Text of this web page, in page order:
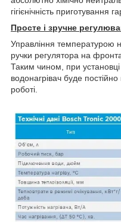
гігієнічність приготування
Просте і зручне
Управління температурою
ручки регулятора на
Таким чином, при
водонагрівач буде
роботі.